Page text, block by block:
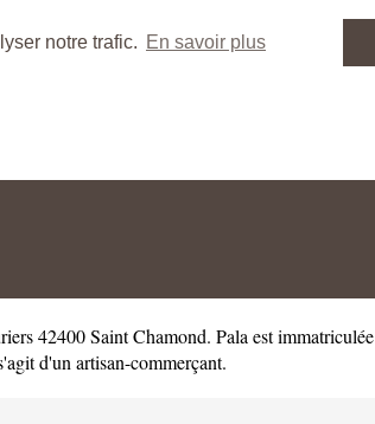
notre trafic. En savoir plus
42400 Saint Chamond. Pala est immatriculée
d'un artisan-commerçant.